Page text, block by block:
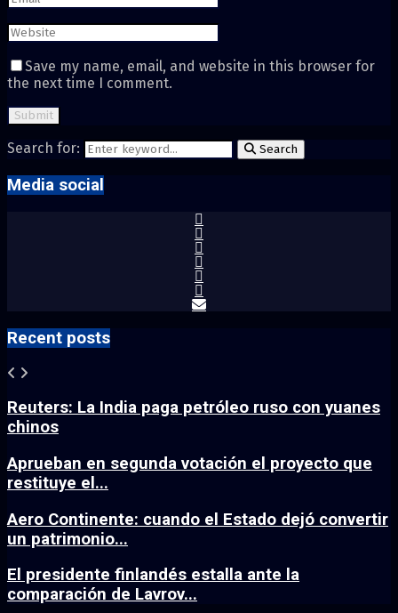
Save my name, email, and website in this browser for
the next time I comment.
Search for: Search
Media social
Recent posts
Reuters: La India paga petróleo ruso con yuanes
chinos
Aprueban en segunda votación el proyecto que
restituye el...
Aero Continente: cuando el Estado dejó convertir
un patrimonio...
El presidente finlandés estalla ante la
comparación de Lavrov...